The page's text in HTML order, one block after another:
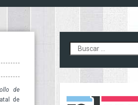
de
de
Buscar: